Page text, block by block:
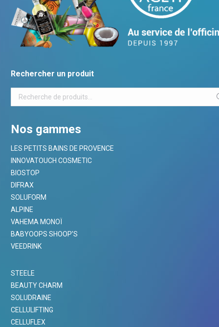
Rechercher un produit
Nos gammes
LES PETITS BAINS DE PROVENCE
INNOVATOUCH COSMETIC
BIOSTOP
DIFRAX
SOLUFORM
ALPINE
VAHEMA MONOÏ
BABYOOPS SHOOP’S
VEEDRINK
STEELE
BEAUTY CHARM
SOLUDRAINE
CELLULIFTING
CELLUFLEX